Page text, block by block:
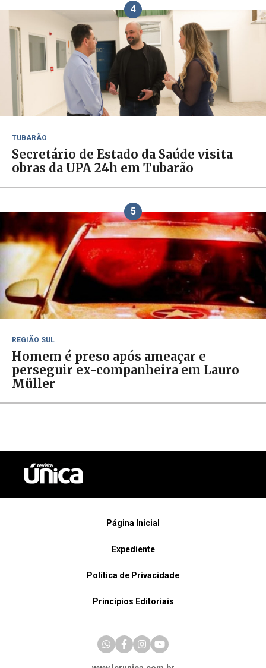
4
TUBARÃO
Secretário de Estado da Saúde visita
obras da UPA 24h em Tubarão
5
REGIÃO SUL
Homem é preso após ameaçar e
perseguir ex-companheira em Lauro
Müller
Página Inicial
Expediente
Política de Privacidade
Princípios Editoriais